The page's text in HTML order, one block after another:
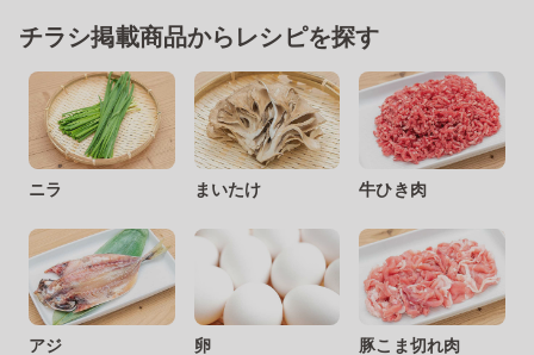
チラシ掲載商品からレシピを探す
ニラ まいたけ 牛ひき肉
アジ 卵 豚こま切れ肉